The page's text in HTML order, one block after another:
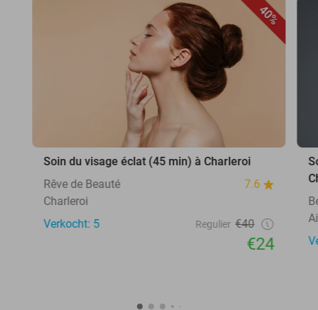
40%
Soin du visage éclat (45 min) à Charleroi
Rêve de Beauté
7.6
Charleroi
Verkocht: 5
Regulier €40
€24